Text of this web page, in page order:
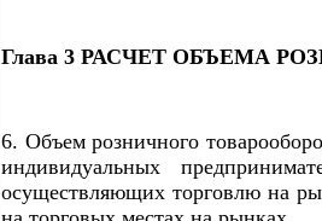
Глава 3 РАСЧЕТ ОБЪЕМА
6. Объем розничного
индивидуальных
осуществляющих торговлю на